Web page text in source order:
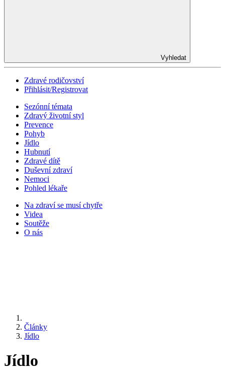
Vyhledat
Zdravé rodičovství
Přihlásit/Registrovat
Sezónní témata
Zdravý životní styl
Prevence
Pohyb
Jídlo
Hubnutí
Zdravé dítě
Duševní zdraví
Nemoci
Pohled lékaře
Na zdraví se musí chytře
Videa
Soutěže
O nás
Články
Jídlo
Jídlo